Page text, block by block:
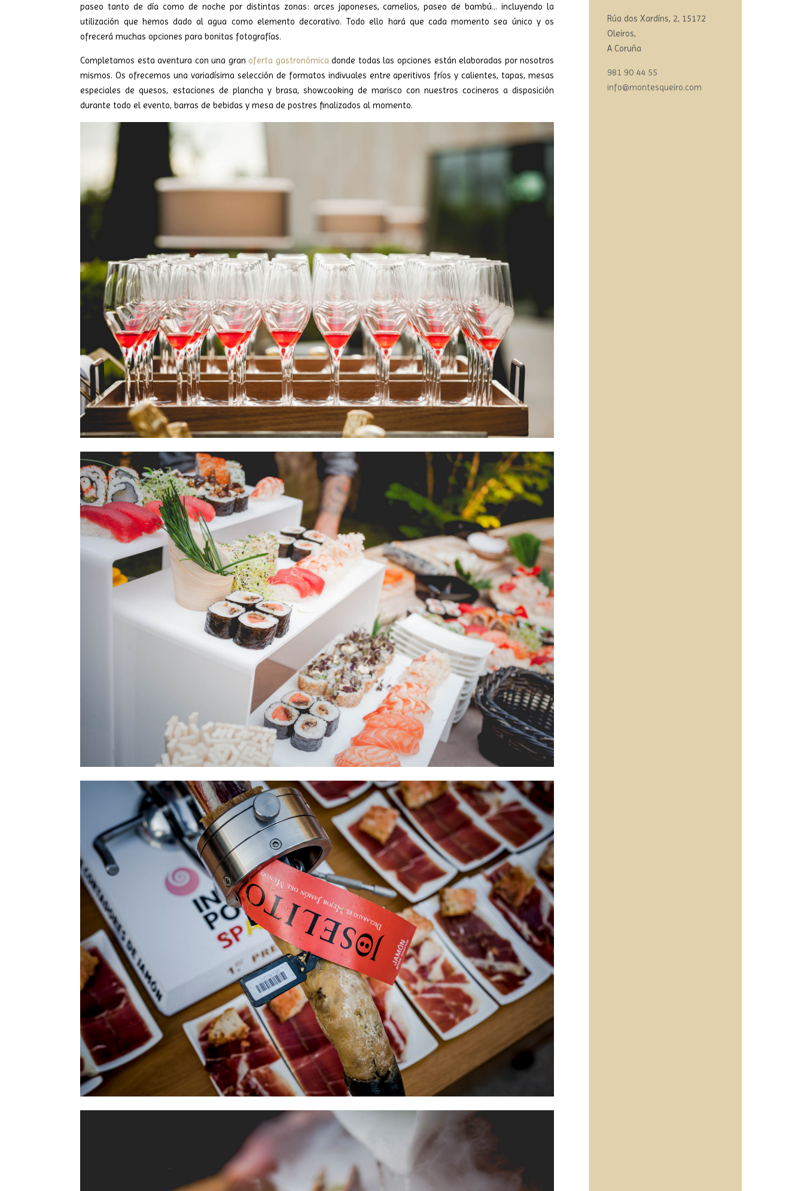
paseo tanto de día como de noche por distintas zonas: arces japoneses, camelios, paseo de bambú… incluyendo la
utilización que hemos dado al agua como elemento decorativo. Todo ello hará que cada momento sea único y os
ofrecerá muchas opciones para bonitas fotografías.
Completamos esta aventura con una gran oferta gastronómica donde todas las opciones están elaboradas por nosotros
mismos. Os ofrecemos una variadísima selección de formatos indivuales entre aperitivos fríos y calientes, tapas, mesas
especiales de quesos, estaciones de plancha y brasa, showcooking de marisco con nuestros cocineros a disposición
durante todo el evento, barras de bebidas y mesa de postres finalizados al momento.
Rúa dos Xardíns, 2, 15172
Oleiros,
A Coruña
981 90 44 55
info@montesqueiro.com